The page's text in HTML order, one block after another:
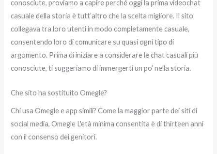
conosciute, proviamo a capire perché oggi la prima videochat
casuale della storia è tutt’altro che la scelta migliore. Il sito
collegava tra loro utenti in modo completamente casuale,
consentendo loro di comunicare su quasi ogni tipo di
argomento. Prima di iniziare a considerare le chat casuali più
conosciute, ti suggeriamo di immergerti un po’ nella storia.
Che sito ha sostituito Omegle?
Chi usa Omegle e app simili? Come la maggior parte dei siti di
social media, Omegle L'età minima consentita è di thirteen anni
con il consenso dei genitori.